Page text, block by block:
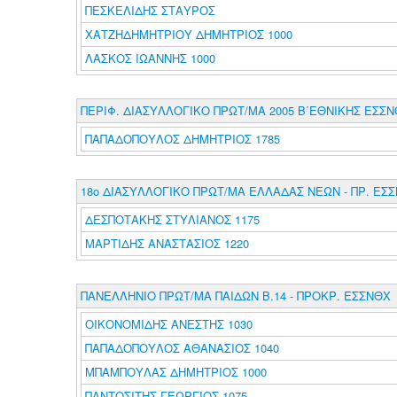
ΠΕΣΚΕΛΙΔΗΣ ΣΤΑΥΡΟΣ
ΧΑΤΖΗΔΗΜΗΤΡΙΟΥ ΔΗΜΗΤΡΙΟΣ 1000
ΛΑΣΚΟΣ ΙΩΑΝΝΗΣ 1000
ΠΕΡΙΦ. ΔΙΑΣΥΛΛΟΓΙΚΟ ΠΡΩΤ/ΜΑ 2005 Β΄ΕΘΝΙΚΗΣ
ΠΑΠΑΔΟΠΟΥΛΟΣ ΔΗΜΗΤΡΙΟΣ 1785
18ο ΔΙΑΣΥΛΛΟΓΙΚΟ ΠΡΩΤ/ΜΑ ΕΛΛΑΔΑΣ ΝΕΩΝ - ΠΡ.
ΔΕΣΠΟΤΑΚΗΣ ΣΤΥΛΙΑΝΟΣ 1175
ΜΑΡΤΙΔΗΣ ΑΝΑΣΤΑΣΙΟΣ 1220
ΠΑΝΕΛΛΗΝΙΟ ΠΡΩΤ/ΜΑ ΠΑΙΔΩΝ Β.14 - ΠΡΟΚΡ. ΕΣΣΝΘΧ
ΟΙΚΟΝΟΜΙΔΗΣ ΑΝΕΣΤΗΣ 1030
ΠΑΠΑΔΟΠΟΥΛΟΣ ΑΘΑΝΑΣΙΟΣ 1040
ΜΠΑΜΠΟΥΛΑΣ ΔΗΜΗΤΡΙΟΣ 1000